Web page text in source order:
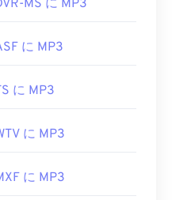
ト
要求したマルウェア）
無効化されており、も
MS に MP3
に MP3
に MP3
に MP3
に MP3